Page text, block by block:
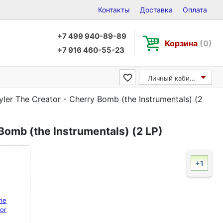
Контакты Доставка Оплата
+7 499 940-89-89
+7 916 460-55-23
Корзина (0)
Личный кабинет
The Creator - Cherry Bomb (the Instrumentals) (2
(the Instrumentals) (2 LP)
+1